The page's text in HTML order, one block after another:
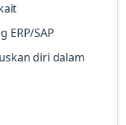
ERP/SAP
diri dalam